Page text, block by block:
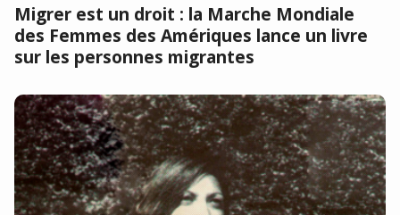
Migrer est un droit : la Marche Mondiale
des Femmes des Amériques lance un livre
sur les personnes migrantes